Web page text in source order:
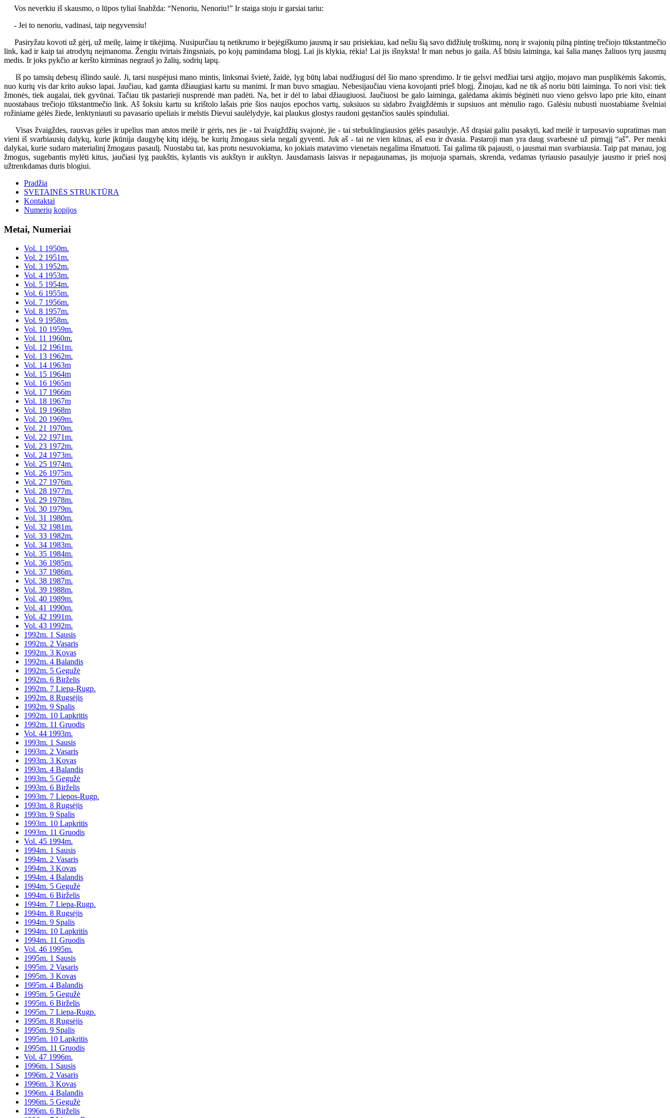
Vos neverkiu iš skausmo, o lūpos tyliai šnabžda: “Nenoriu, Nenoriu!” Ir staiga stoju ir garsiai tariu:
- Jei to nenoriu, vadinasi, taip negyvensiu!
Pasiryžau kovoti už gėrį, už meilę, laimę ir tikėjimą. Nusipurčiau tą netikrumo ir bejėgiškumo jausmą ir sau prisiekiau, kad nešiu šią savo didžiulę troškimų, norų ir svajonių pilną pintinę trečiojo tūkstantmečio
link, kad ir kaip tai atrodytų neįmanoma. Žengiu tvirtais žingsniais, po kojų pamindama blogį. Lai jis klykia, rėkia! Lai jis išnyksta! Ir man nebus jo gaila. Aš būsiu laiminga, kai šalia manęs žaliuos tyrų jausmų
medis. Ir joks pykčio ar keršto kirminas negrauš jo žalių, sodrių lapų.
Iš po tamsių debesų išlindo saulė. Ji, tarsi nuspėjusi mano mintis, linksmai švietė, žaidė, lyg būtų labai nudžiugusi dėl šio mano sprendimo. Ir tie gelsvi medžiai tarsi atgijo, mojavo man pusplikėmis šakomis,
nuo kurių vis dar krito aukso lapai. Jaučiau, kad gamta džiaugiasi kartu su manimi. Ir man buvo smagiau. Nebesijaučiau viena kovojanti prieš blogį. Žinojau, kad ne tik aš noriu būti laiminga. To nori visi: tiek
žmonės, tiek augalai, tiek gyvūnai. Tačiau tik pastarieji nusprendė man padėti. Na, bet ir dėl to labai džiaugiuosi. Jaučiuosi be galo laiminga, galėdama akimis bėginėti nuo vieno gelsvo lapo prie kito, einant
nuostabaus trečiojo tūkstantmečio link. Aš šoksiu kartu su krištolo lašais prie šios naujos epochos vartų, suksiuos su sidabro žvaigždėmis ir supsiuos ant mėnulio rago. Galėsiu nubusti nuostabiame švelniai
rožiniame gėlės žiede, lenktyniauti su pavasario upeliais ir melstis Dievui saulėlydyje, kai plaukus glostys raudoni gęstančios saulės spinduliai.
Visas žvaigždes, rausvas gėles ir upelius man atstos meilė ir gėris, nes jie - tai žvaigždžių svajonė, jie - tai stebuklingiausios gėlės pasaulyje. Aš drąsiai galiu pasakyti, kad meilė ir tarpusavio supratimas man
vieni iš svarbiausių dalykų, kurie įkūnija daugybę kitų idėjų, be kurių žmogaus siela negali gyventi. Juk aš - tai ne vien kūnas, aš esu ir dvasia. Pastaroji man yra daug svarbesnė už pirmąjį “aš”. Per menki
dalykai, kurie sudaro materialinį žmogaus pasaulį. Nuostabu tai, kas protu nesuvokiama, ko jokiais matavimo vienetais negalima išmatuoti. Tai galima tik pajausti, o jausmai man svarbiausia. Taip pat manau, jog
žmogus, sugebantis mylėti kitus, jaučiasi lyg paukštis, kylantis vis aukštyn ir aukštyn. Jausdamasis laisvas ir nepagaunamas, jis mojuoja sparnais, skrenda, vedamas tyriausio pasaulyje jausmo ir prieš nosį
užtrenkdamas duris blogiui.
Pradžia
SVETAINĖS STRUKTŪRA
Kontaktai
Numerių kopijos
Metai, Numeriai
Vol. 1 1950m.
Vol. 2 1951m.
Vol. 3 1952m.
Vol. 4 1953m.
Vol. 5 1954m.
Vol. 6 1955m.
Vol. 7 1956m.
Vol. 8 1957m.
Vol. 9 1958m.
Vol. 10 1959m.
Vol. 11 1960m.
Vol. 12 1961m.
Vol. 13 1962m.
Vol. 14 1963m
Vol. 15 1964m
Vol. 16 1965m
Vol. 17 1966m
Vol. 18 1967m
Vol. 19 1968m
Vol. 20 1969m.
Vol. 21 1970m.
Vol. 22 1971m.
Vol. 23 1972m.
Vol. 24 1973m.
Vol. 25 1974m.
Vol. 26 1975m.
Vol. 27 1976m.
Vol. 28 1977m.
Vol. 29 1978m.
Vol. 30 1979m.
Vol. 31 1980m.
Vol. 32 1981m.
Vol. 33 1982m.
Vol. 34 1983m.
Vol. 35 1984m.
Vol. 36 1985m.
Vol. 37 1986m.
Vol. 38 1987m.
Vol. 39 1988m.
Vol. 40 1989m.
Vol. 41 1990m.
Vol. 42 1991m.
Vol. 43 1992m.
1992m. 1 Sausis
1992m. 2 Vasaris
1992m. 3 Kovas
1992m. 4 Balandis
1992m. 5 Gegužė
1992m. 6 Birželis
1992m. 7 Liepa-Rugp.
1992m. 8 Rugsėjis
1992m. 9 Spalis
1992m. 10 Lapkritis
1992m. 11 Gruodis
Vol. 44 1993m.
1993m. 1 Sausis
1993m. 2 Vasaris
1993m. 3 Kovas
1993m. 4 Balandis
1993m. 5 Gegužė
1993m. 6 Birželis
1993m. 7 Liepos-Rugp.
1993m. 8 Rugsėjis
1993m. 9 Spalis
1993m. 10 Lapkritis
1993m. 11 Gruodis
Vol. 45 1994m.
1994m. 1 Sausis
1994m. 2 Vasaris
1994m. 3 Kovas
1994m. 4 Balandis
1994m. 5 Gegužė
1994m. 6 Birželis
1994m. 7 Liepa-Rugp.
1994m. 8 Rugsėjis
1994m. 9 Spalis
1994m. 10 Lapkritis
1994m. 11 Gruodis
Vol. 46 1995m.
1995m. 1 Sausis
1995m. 2 Vasaris
1995m. 3 Kovas
1995m. 4 Balandis
1995m. 5 Gegužė
1995m. 6 Birželis
1995m. 7 Liepa-Rugp.
1995m. 8 Rugsėjis
1995m. 9 Spalis
1995m. 10 Lapkritis
1995m. 11 Gruodis
Vol. 47 1996m.
1996m. 1 Sausis
1996m. 2 Vasaris
1996m. 3 Kovas
1996m. 4 Balandis
1996m. 5 Gegužė
1996m. 6 Birželis